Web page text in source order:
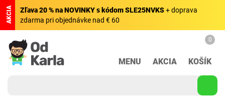
AKCIA Zľava 20 % na NOVINKY s kódom SLE25NVKS+ doprava
zdarma pri objednávke nad € 60
MENU AKCIA
0
KOŠÍK